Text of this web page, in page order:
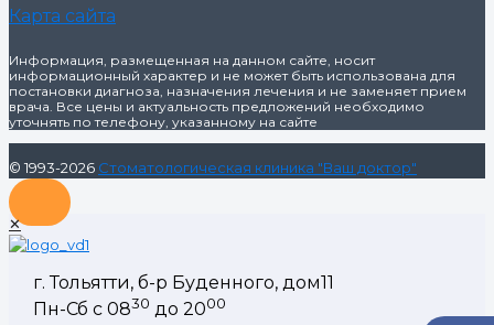
Карта сайта
Информация, размещенная на данном сайте, носит
информационный характер и не может быть использована для
постановки диагноза, назначения лечения и не заменяет прием
врача. Все цены и актуальность предложений необходимо
уточнять по телефону, указанному на сайте
© 1993-2026 Стоматологическая клиника "Ваш доктор"
✕
г. Тольятти, б-р Буденного, дом11
Пн-Сб с 0830 до 2000